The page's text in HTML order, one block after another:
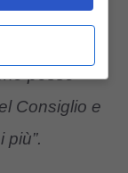
sicura di
accaduto e
posso
Consiglio e